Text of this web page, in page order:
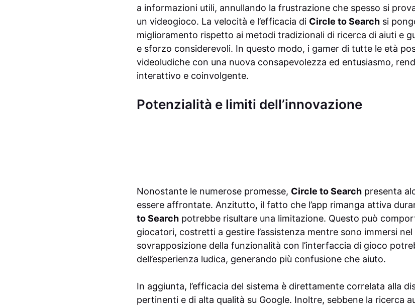
a informazioni utili, annullando la frustrazione che spesso si
un videogioco. La velocità e l’efficacia di Circle to Search si
miglioramento rispetto ai metodi tradizionali di ricerca di aiuti e
e sforzo considerevoli. In questo modo, i gamer di tutte le età
videoludiche con una nuova consapevolezza ed entusiasmo,
interattivo e coinvolgente.
Potenzialità e limiti dell’innovazione
Nonostante le numerose promesse, Circle to Search presenta
essere affrontate. Anzitutto, il fatto che l’app rimanga attiva
to Search potrebbe risultare una limitazione. Questo può
giocatori, costretti a gestire l’assistenza mentre sono immersi nel
sovrapposizione della funzionalità con l’interfaccia di gioco
dell’esperienza ludica, generando più confusione che aiuto.
In aggiunta, l’efficacia del sistema è direttamente correlata alla
pertinenti e di alta qualità su Google. Inoltre, sebbene la ricerca